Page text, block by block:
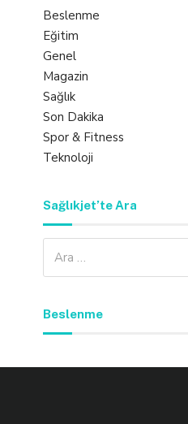
Beslenme
Eğitim
Genel
Magazin
Sağlık
Son Dakika
Spor & Fitness
Teknoloji
Sağlıkjet’te Ara
Beslenme